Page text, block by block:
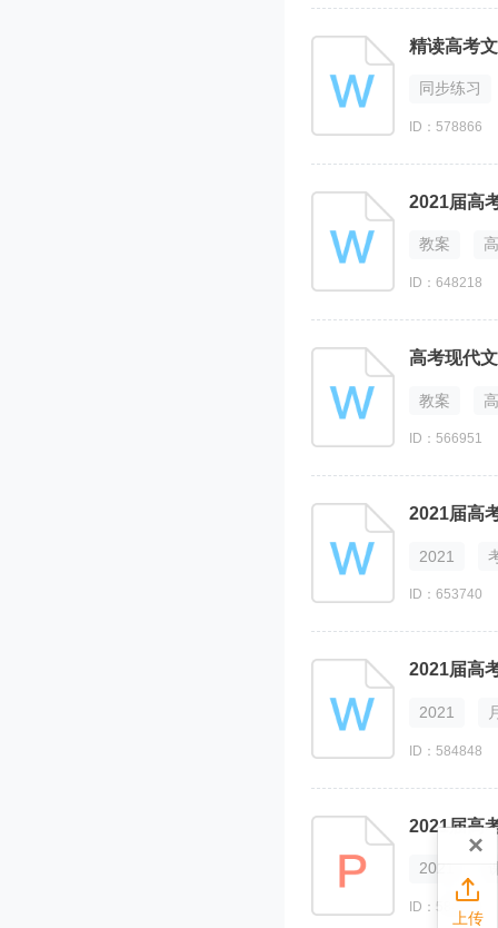
精读高考
同步练习
ID：578866
2021届高
教案
ID：648218
高考现代
教案
ID：566951
2021
ID：653740
2021届高
2021
ID：584848
2021
ID：584730
×

上传